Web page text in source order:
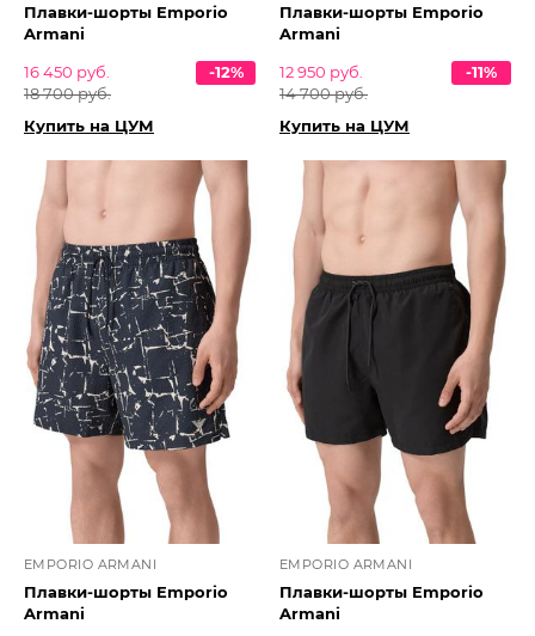
Плавки-шорты Emporio
Armani
16 450 руб.
18 700 руб.
-12%
Купить на ЦУМ
Плавки-шорты Emporio
Armani
12 950 руб.
14 700 руб.
-11%
Купить на ЦУМ
EMPORIO ARMANI
Плавки-шорты Emporio
Armani
EMPORIO ARMANI
Плавки-шорты Emporio
Armani